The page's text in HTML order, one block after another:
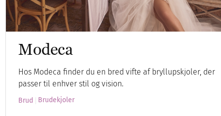
Modeca
Hos Modeca finder du en bred vifte af bryllupskjoler, der
passer til enhver stil og vision.
Brud Brudekjoler